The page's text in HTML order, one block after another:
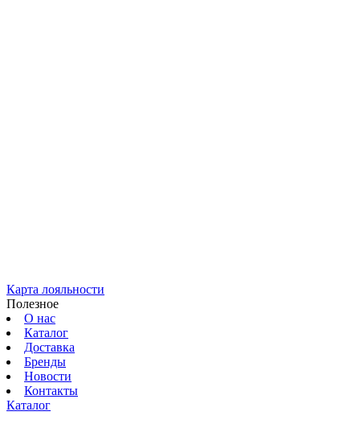
Карта лояльности
Полезное
О нас
Каталог
Доставка
Бренды
Новости
Контакты
Каталог